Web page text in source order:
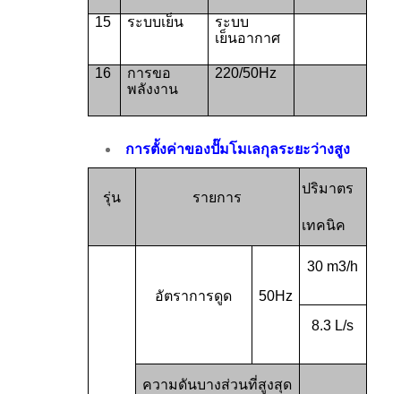
15 ระบบเย็น
ระบบ
เย็นอากาศ
16
การขอ
พลังงาน
220/50Hz
การตั้งค่าของปั๊มโมเลกุลระยะว่างสูง
รุ่น รายการ
ปริมาตร
เทคนิค
อัตราการดูด 50Hz
30 m3/h
8.3 L/s
ความดันบางส่วนที่สูงสุด